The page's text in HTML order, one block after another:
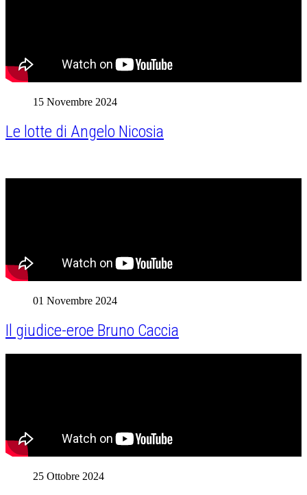
15 Novembre 2024
Le lotte di Angelo Nicosia
01 Novembre 2024
Il giudice-eroe Bruno Caccia
25 Ottobre 2024